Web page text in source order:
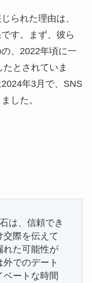
られた理由は、
す。まず、彼ら
、2022年頃に一
とされていま
年3月で、SNS
した。
は、信頼でき
交際を伝えて
れた可能性が
でのデート
ベートな時間